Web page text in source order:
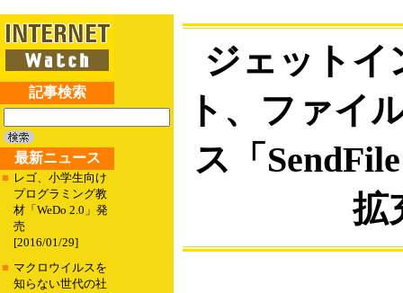
記事検索
最新ニュース
■ レゴ、小学生向け
プログラミング教
材「WeDo 2.0」発
売
[2016/01/29]
■ マクロウイルスを
知らない世代の社
ジェットイ
ト、ファイ
ス「
拡